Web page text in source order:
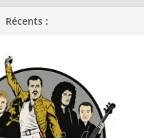
Récents :